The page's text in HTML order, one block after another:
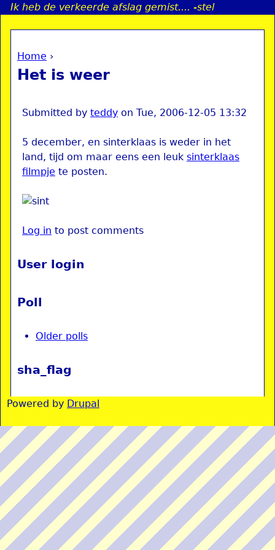
Jump to navigation
Ik heb de verkeerde afslag gemist.... -stel
You are here
Home ›
Het is weer
Submitted by teddy on Tue, 2006-12-05 13:32
5 december, en sinterklaas is weder in het
land, tijd om maar eens een leuk sinterklaas
filmpje te posten.
Log in to post comments
User login
Poll
Older polls
sha_flag
Powered by Drupal